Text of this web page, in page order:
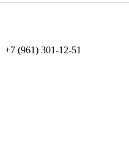
+7 (961) 301-12-51